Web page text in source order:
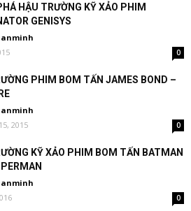
HẬU TRƯỜNG KỸ XẢO PHIM
GENISYS
0
PHIM BOM TẤN JAMES BOND –
2015
0
KỸ XẢO PHIM BOM TẤN BATMAN
0